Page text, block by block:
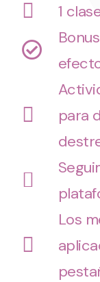
1
para
Los